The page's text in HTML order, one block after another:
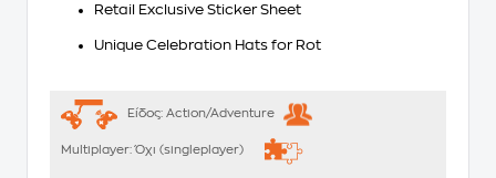
Retail Exclusive Sticker Sheet
Unique Celebration Hats for Rot
Είδος: Action/Adventure
Multiplayer:Όχι (singleplayer)